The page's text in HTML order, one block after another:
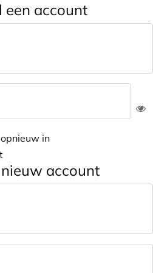
een account
in
account